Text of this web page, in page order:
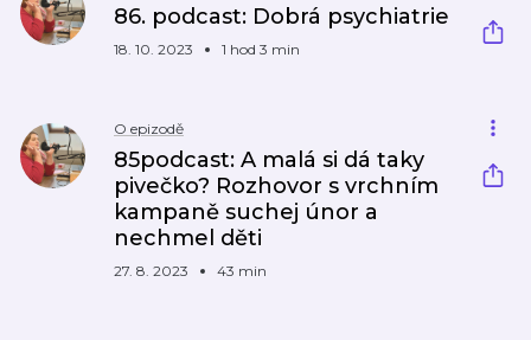
86. podcast: Dobrá psychiatrie
18. 10. 2023 1 hod 3 min
O epizodě
85podcast: A malá si dá taky
pivečko? Rozhovor s vrchním
kampaně suchej únor a
nechmel děti
27. 8. 2023 43 min